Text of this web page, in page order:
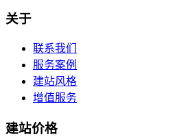
关于
联系我们
服务案例
建站风格
增值服务
建站价格